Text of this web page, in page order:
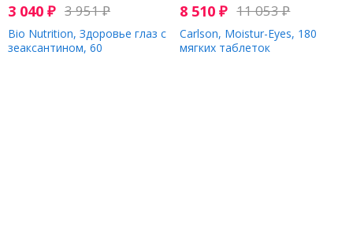
3 040 ₽ 3 951₽
Bio Nutrition, Здоровье глаз с
зеаксантином, 60
8 510₽ 11 053₽
Carlson, Moistur-Eyes, 180
мягких таблеток